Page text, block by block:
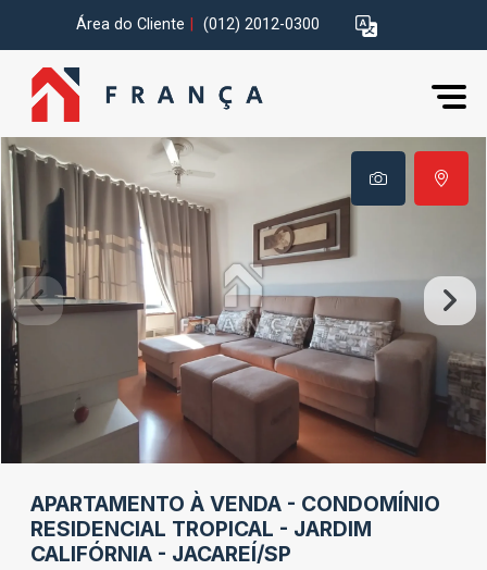
Área do Cliente (012) 2012-0300
APARTAMENTO À VENDA - CONDOMÍNIO
RESIDENCIAL TROPICAL - JARDIM
CALIFÓRNIA - JACAREÍ/SP